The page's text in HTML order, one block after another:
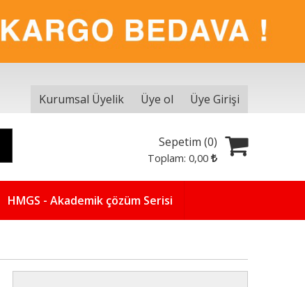
Kurumsal Üyelik Üye ol Üye Girişi
Sepetim (0)
Toplam:0,00
HMGS - Akademik çözüm Serisi